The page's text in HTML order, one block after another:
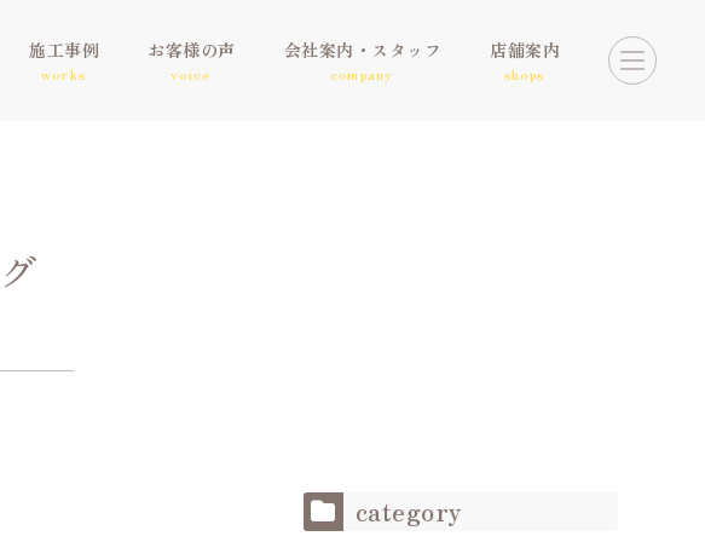
施工事例
works
お客様の声
voice
会社案内・スタッフ
company
店舗案内
shops
category